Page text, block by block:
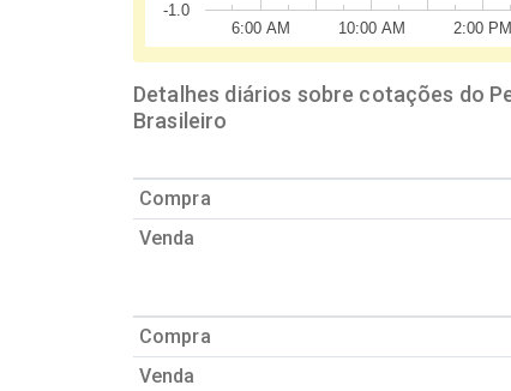
6:00 AM 10:00 AM 2:00 PM
-1.0
Detalhes diários sobre cotações do
Brasileiro
Compra
Venda
Compra
Venda